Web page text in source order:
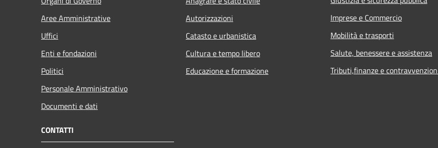
Aree Amministrative
Uffici
Enti e fondazioni
Politici
Personale Amministrativo
Documenti e dati
Autorizzazioni
Catasto e urbanistica
Cultura e tempo libero
Educazione e formazione
Imprese e Commercio
Mobilità e trasporti
Salute, benessere e assistenza
Tributi,finanze e
CONTATTI